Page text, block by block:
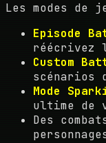
Les modes de
Episode
réécrivez
Custom
scénarios
Mode
ultime de
Des